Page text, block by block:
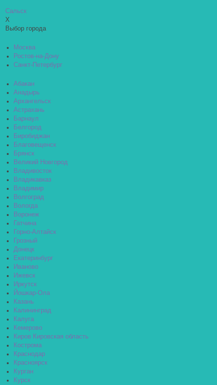
Сальск
X
Выбор города
Москва
Ростов-на-Дону
Санкт-Петербург
Абакан
Анадырь
Архангельск
Астрахань
Барнаул
Белгород
Биробиджан
Благовещенск
Брянск
Великий Новгород
Владивосток
Владикавказ
Владимир
Волгоград
Вологда
Воронеж
Гатчина
Горно-Алтайск
Грозный
Донецк
Екатеринбург
Иваново
Ижевск
Иркутск
Йошкар-Ола
Казань
Калининград
Калуга
Кемерово
Киров Кировская область
Кострома
Краснодар
Красноярск
Курган
Курск